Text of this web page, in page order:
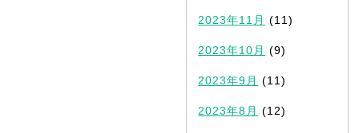
2023年11月 (11)
2023年10月 (9)
2023年9月 (11)
2023年8月 (12)